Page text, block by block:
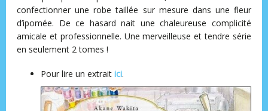
confectionner une robe taillée sur mesure dans une fleur
d’ipomée. De ce hasard nait une chaleureuse complicité
amicale et professionnelle. Une merveilleuse et tendre série
en seulement 2 tomes !
Pour lire un extraitici.